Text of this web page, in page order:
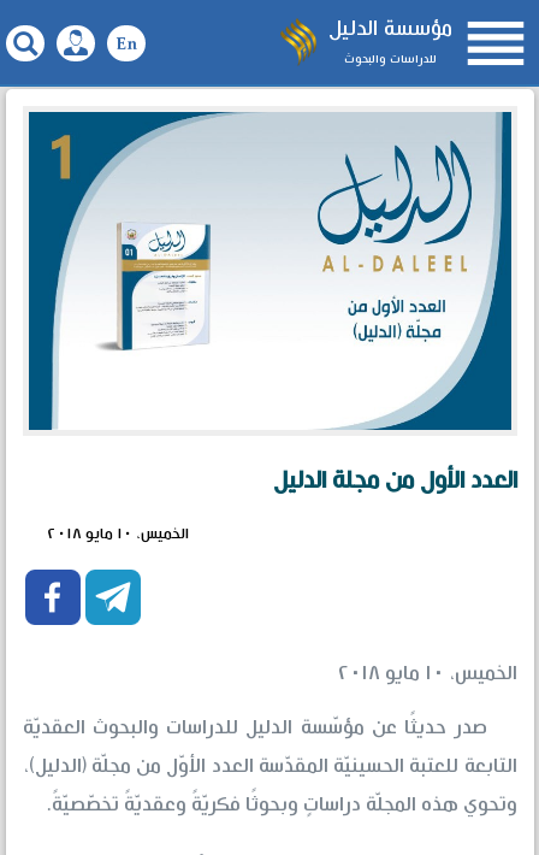
مؤسسة الدليل
للدراسات والبحوث 
العدد الأول من مجلة الدليل
الخميس، ١٠ مايو ٢٠١٨
 
الخميس، ١٠ مايو ٢٠١٨
صدر حديثًا عن مؤسّسة الدليل للدراسات والبحوث العقديّة
التابعة للعتبة الحسينيّة المقدّسة العدد الأوّل من مجلّة (الدليل)،
وتحوي هذه المجلّة دراساتٍ وبحوثًا فكريّةً وعقديّةً تخصّصيّةً.